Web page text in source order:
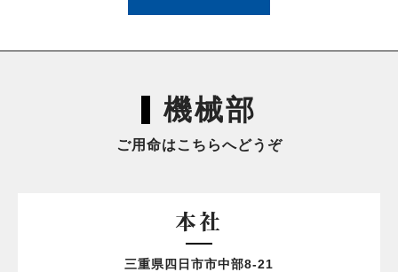
機械部
ご用命はこちらへどうぞ
本社
三重県四日市市中部8-21